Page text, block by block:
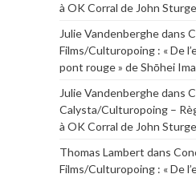
à OK Corral de John
Julie Vandenberghedans
Films/Culturopoing : « De
pont rouge » de Shōhei
Julie Vandenberghedans
Calysta/Culturopoing –
à OK Corral de John
Thomas Lambert dans
Films/Culturopoing : « De